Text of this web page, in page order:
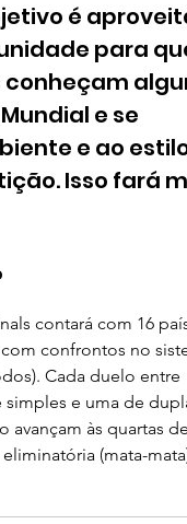
é
para
conheçam
e se
e ao
Isso fará
contará com 16
confrontos no
Cada duelo entre
simples e uma de
avançam às quartas
(mata-